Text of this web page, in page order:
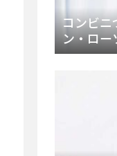
コンビニ
ン・ロー
ドンキや